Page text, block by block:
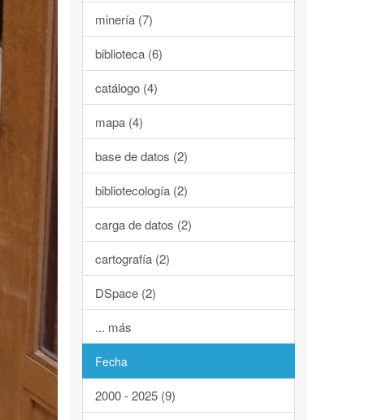
minería (7)
biblioteca (6)
catálogo (4)
mapa (4)
base de datos (2)
bibliotecología (2)
carga de datos (2)
cartografía (2)
DSpace (2)
... más
Fecha
2000 - 2025 (9)